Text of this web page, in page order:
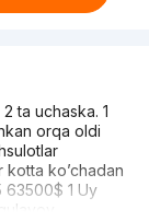
ta uchaska. 1
orqa oldi
ko’chadan
63500$ 1 Uy